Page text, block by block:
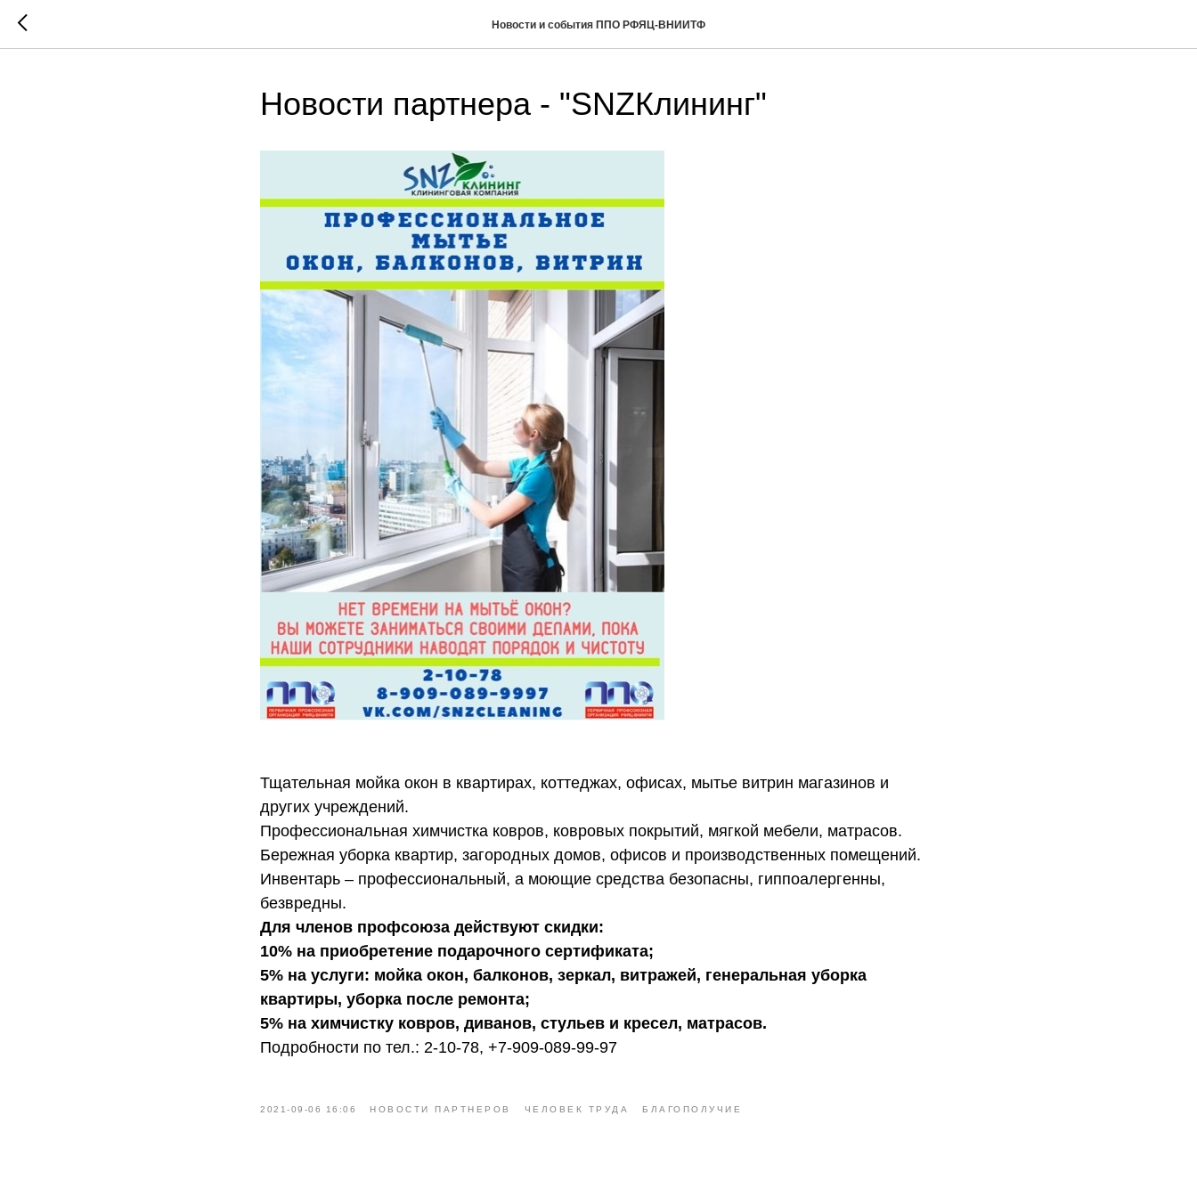
Новости и события ППО РФЯЦ-ВНИИТФ
Новости партнера - "SNZКлининг"
Тщательная мойка окон в квартирах, коттеджах, офисах, мытье витрин магазинов и
других учреждений.
Профессиональная химчистка ковров, ковровых покрытий, мягкой мебели, матрасов.
Бережная уборка квартир, загородных домов, офисов и производственных помещений.
Инвентарь – профессиональный, а моющие средства безопасны, гиппоалергенны,
безвредны.
Для членов профсоюза действуют скидки:
10% на приобретение подарочного сертификата;
5% на услуги: мойка окон, балконов, зеркал, витражей, генеральная уборка
квартиры, уборка после ремонта;
5% на химчистку ковров, диванов, стульев и кресел, матрасов.
Подробности по тел.: 2-10-78, +7-909-089-99-97
2021-09-06 16:06 НОВОСТИ ПАРТНЕРОВ ЧЕЛОВЕК ТРУДА БЛАГОПОЛУЧИЕ